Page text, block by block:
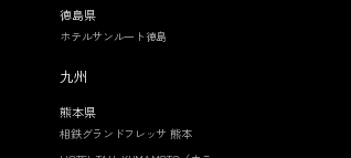
徳島県
ホテルサンルート徳島
九州
熊本県
相鉄グランドフレッサ 熊本